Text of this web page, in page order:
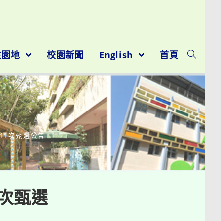
地 校園新聞 English 首頁
次甄選公告
甄選